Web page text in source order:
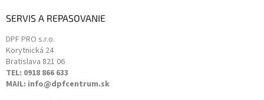
SERVIS A REPASOVANIE
DPF PRO s.r.o.
Korytnická 24
Bratislava 821 06
TEL: 0918 866 633
MAIL: info@dpfcentrum.sk